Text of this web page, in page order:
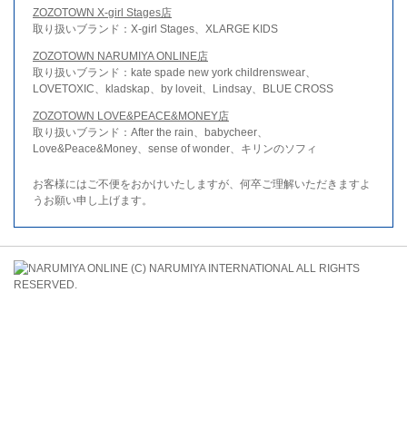
ZOZOTOWN X-girl Stages店
取り扱いブランド：X-girl Stages、XLARGE KIDS
ZOZOTOWN NARUMIYA ONLINE店
取り扱いブランド：kate spade new york childrenswear、
LOVETOXIC、kladskap、by loveit、Lindsay、BLUE CROSS
ZOZOTOWN LOVE&PEACE&MONEY店
取り扱いブランド：After the rain、babycheer、
Love&Peace&Money、sense of wonder、キリンのソフィ
お客様にはご不便をおかけいたしますが、何卒ご理解いただきますよ
うお願い申し上げます。